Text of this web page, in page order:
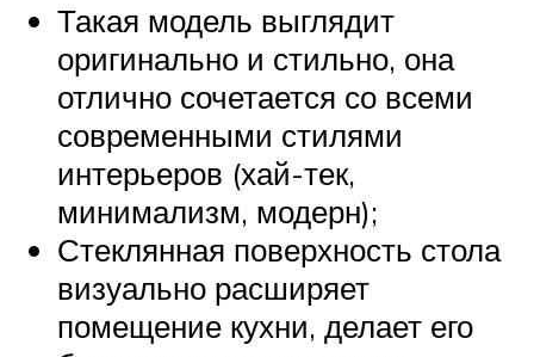
Такая модель выглядит
оригинально и стильно, она
отлично сочетается со всеми
современными стилями
интерьеров (хай-тек,
минимализм, модерн);
Стеклянная поверхность стола
визуально расширяет
помещение кухни, делает его